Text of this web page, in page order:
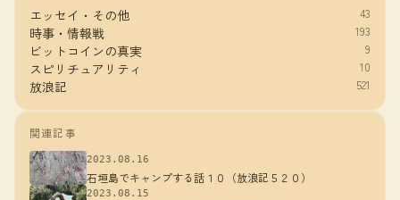
エッセイ・その他 43
時事・情報戦 193
ビットコインの真実 9
スピリチュアリティ 10
放浪記 521
関連記事
2023.08.16
石垣島でキャンプする話１０（放浪記５２０）
2023.08.15